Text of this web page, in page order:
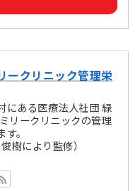
ークリニック管理栄
にある医療法人社団 緑
リークリニックの管理
。
樹により監修）